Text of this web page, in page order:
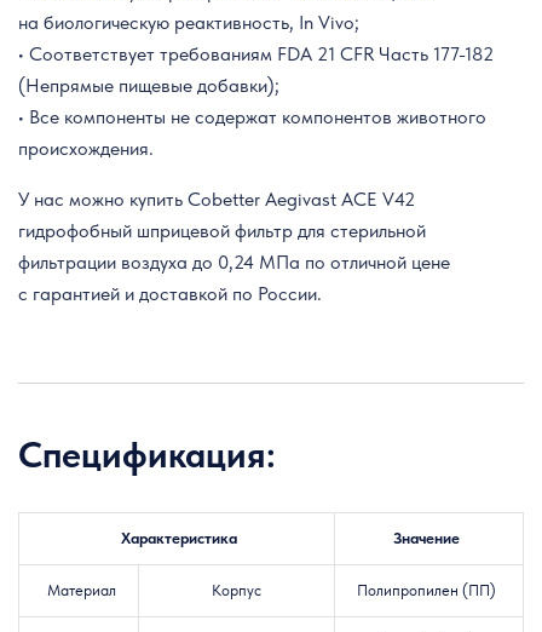
на биологическую реактивность, In Vivo;
• Соответствует требованиям FDA 21 CFR Часть 177-182
(Непрямые пищевые добавки);
• Все компоненты не содержат компонентов животного
происхождения.
У нас можно купить Cobetter Aegivast ACE V42
гидрофобный шприцевой фильтр для стерильной
фильтрации воздуха до 0,24 МПа по отличной цене
с гарантией и доставкой по России.
Спецификация:
Характеристика Значение
Материал Корпус Полипропилен (ПП)